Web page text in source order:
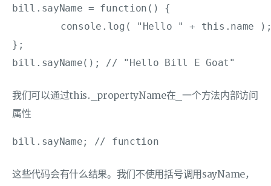
bill.sayName = function() {
};
bill.sayName(); // "Hello Bill E Goat"
我们可以通过this._propertyName在_一个方法内部访问
属性
bill.sayName; // function
这些代码会有什么结果。我们不使用括号调用sayName，